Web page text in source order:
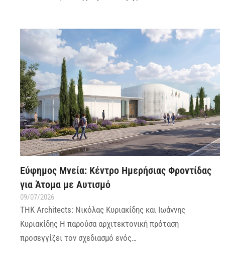
Εύφημος Μνεία: Κέντρο Ημερήσιας Φροντίδας
για Άτομα με Αυτισμό
09/07/2026
THK Architects: Νικόλας Κυριακίδης και Ιωάννης
Κυριακίδης Η παρούσα αρχιτεκτονική πρόταση
προσεγγίζει τον σχεδιασμό ενός…